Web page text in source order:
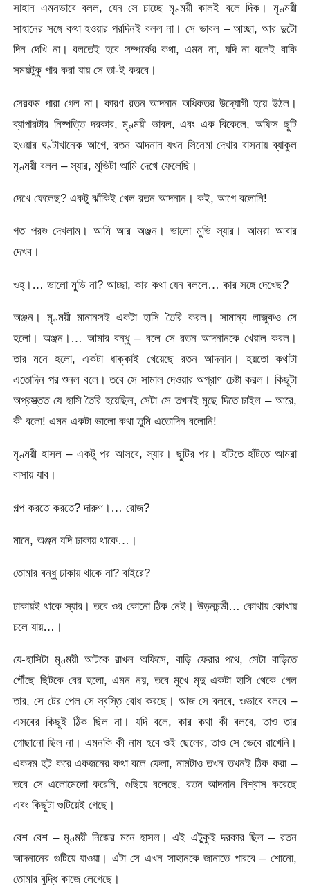
সাহান এমনভাবে বলল, যেন সে চাচ্ছে মৃণ্ময়ী কালই বলে দিক। মৃণ্ময়ী
সাহানের সঙ্গে কথা হওয়ার পরদিনই বলল না। সে ভাবল – আচ্ছা, আর দুটো
দিন দেখি না। বলতেই হবে সম্পর্কের কথা, এমন না, যদি না বলেই বাকি
সময়টুকু পার করা যায় সে তা-ই করবে।
সেরকম পারা গেল না। কারণ রতন আদনান অধিকতর উদ্যোগী হয়ে উঠল।
ব্যাপারটার নিষ্পত্তি দরকার, মৃণ্ময়ী ভাবল, এবং এক বিকেলে, অফিস ছুটি
হওয়ার ঘণ্টাখানেক আগে, রতন আদনান যখন সিনেমা দেখার বাসনায় ব্যাকুল
মৃণ্ময়ী বলল – স্যার, মুভিটা আমি দেখে ফেলেছি।
দেখে ফেলেছ? একটু ঝাঁকিই খেল রতন আদনান। কই, আগে বলোনি!
গত পরশু দেখলাম। আমি আর অঞ্জন। ভালো মুভি স্যার। আমরা আবার
দেখব।
ওহ্।… ভালো মুভি না? আচ্ছা, কার কথা যেন বললে… কার সঙ্গে দেখেছ?
অঞ্জন। মৃণ্ময়ী মানানসই একটা হাসি তৈরি করল। সামান্য লাজুকও সে
হলো। অঞ্জন।… আমার বন্ধু – বলে সে রতন আদনানকে খেয়াল করল।
তার মনে হলো, একটা ধাক্কাই খেয়েছে রতন আদনান। হয়তো কথাটা
এতোদিন পর শুনল বলে। তবে সে সামাল দেওয়ার অপ্রাণ চেষ্টা করল। কিছুটা
অপ্রস্ত্তত যে হাসি তৈরি হয়েছিল, সেটা সে তখনই মুছে দিতে চাইল – আরে,
কী বলো! এমন একটা ভালো কথা তুমি এতোদিন বলোনি!
মৃণ্ময়ী হাসল – একটু পর আসবে, স্যার। ছুটির পর। হাঁটতে হাঁটতে আমরা
বাসায় যাব।
গল্প করতে করতে? দারুণ।… রোজ?
মানে, অঞ্জন যদি ঢাকায় থাকে…।
তোমার বন্ধু ঢাকায় থাকে না? বাইরে?
ঢাকায়ই থাকে স্যার। তবে ওর কোনো ঠিক নেই। উড়নচন্ডী… কোথায় কোথায়
চলে যায়…।
যে-হাসিটা মৃণ্ময়ী আটকে রাখল অফিসে, বাড়ি ফেরার পথে, সেটা বাড়িতে
পৌঁছে ছিটকে বের হলো, এমন নয়, তবে মুখে মৃদু একটা হাসি থেকে গেল
তার, সে টের পেল সে স্বস্তি বোধ করছে। আজ সে বলবে, ওভাবে বলবে –
এসবের কিছুই ঠিক ছিল না। যদি বলে, কার কথা কী বলবে, তাও তার
গোছানো ছিল না। এমনকি কী নাম হবে ওই ছেলের, তাও সে ভেবে রাখেনি।
একদম হুট করে একজনের কথা বলে ফেলা, নামটাও তখন তখনই ঠিক করা –
তবে সে এলোমেলো করেনি, গুছিয়ে বলেছে, রতন আদনান বিশ্বাস করেছে
এবং কিছুটা গুটিয়েই গেছে।
বেশ বেশ – মৃণ্ময়ী নিজের মনে হাসল। এই এটুকুই দরকার ছিল – রতন
আদনানের গুটিয়ে যাওয়া। এটা সে এখন সাহানকে জানাতে পারবে – শোনো,
তোমার বুদ্ধি কাজে লেগেছে।